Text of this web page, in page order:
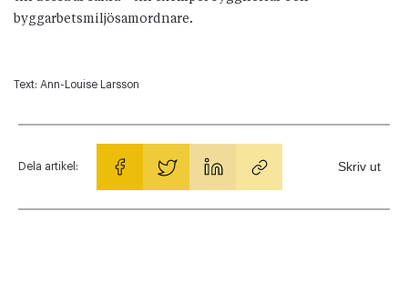
byggarbetsmiljösamordnare.
Text: Ann-Louise Larsson
Dela artikel: Skriv ut